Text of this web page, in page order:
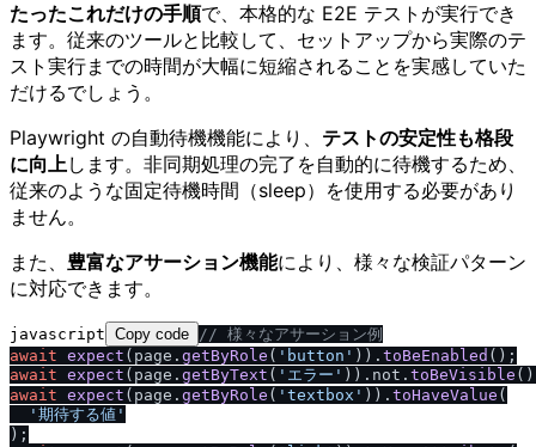
たったこれだけの手順で、本格的な E2E テストが実行でき
ます。従来のツールと比較して、セットアップから実際のテ
スト実行までの時間が大幅に短縮されることを実感していた
だけるでしょう。
Playwright の自動待機機能により、 テストの安定性も格段
に向上します。非同期処理の完了を自動的に待機するため、
従来のような固定待機時間（sleep）を使用する必要があり
ません。
また、 豊富なアサーション機能により、様々な検証パターン
に対応できます。
javascript Copy code // 様々なアサーション例
await expect (page. getByRole ( 'button' )). toBeEnabled
await expect (page. getByText ( 'エラー' )). not . toBeVisible
await expect (page. getByRole ( 'textbox' )). toHaveValue (
'期待する値'